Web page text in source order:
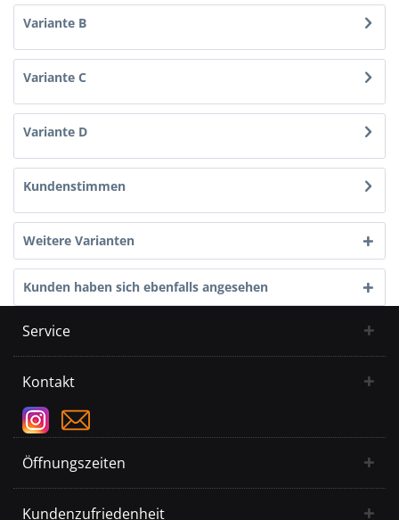
Variante B
Variante C
Variante D
Kundenstimmen
Weitere Varianten
Kunden haben sich ebenfalls angesehen
Service
Kontakt
Öffnungszeiten
Kundenzufriedenheit